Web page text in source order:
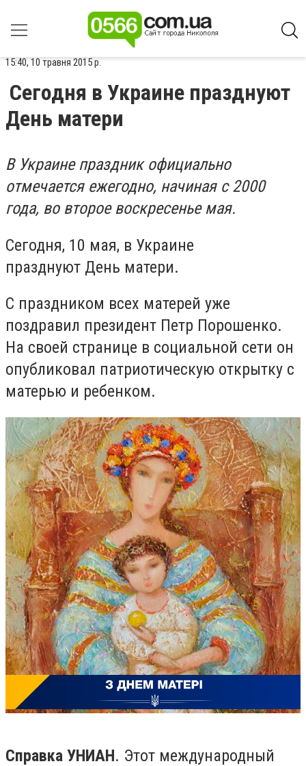
15:40, 10 травня 2015 р.
Сегодня в Украине празднуют
День матери
В Украине праздник официально
отмечается ежегодно, начиная с 2000
года, во второе воскресенье мая.
Сегодня, 10 мая, в Украине
празднуют День матери.
С праздником всех матерей уже
поздравил президент Петр Порошенко.
На своей странице в социальной сети он
опубликовал патриотическую открытку с
матерью и ребенком.
Справка УНИАН. Этот международный